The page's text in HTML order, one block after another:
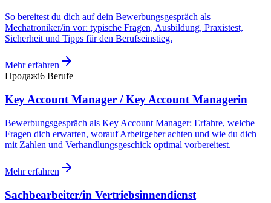
So bereitest du dich auf dein Bewerbungsgespräch als
Mechatroniker/in vor: typische Fragen, Ausbildung, Praxistest,
Sicherheit und Tipps für den Berufseinstieg.
Mehr erfahren
Продажі6 Berufe
Key Account Manager / Key Account Managerin
Bewerbungsgespräch als Key Account Manager: Erfahre, welche
Fragen dich erwarten, worauf Arbeitgeber achten und wie du dich
mit Zahlen und Verhandlungsgeschick optimal vorbereitest.
Mehr erfahren
Sachbearbeiter/in Vertriebsinnendienst